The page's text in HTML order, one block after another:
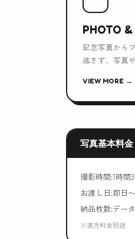
PHOTO
記念写真から
逃さず、写真
VIEW MORE →
写真基本料金
撮影時間:1時間
お渡し日:即日
納品枚数:デー
※遠方料金別途